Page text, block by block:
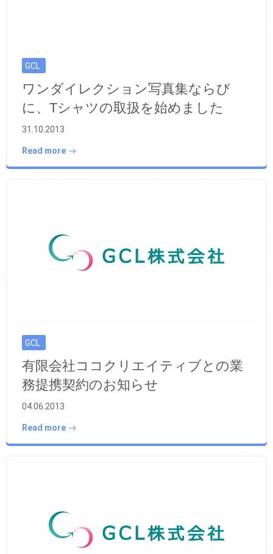
GCL
ワンダイレクション写真集ならび
に、Tシャツの取扱を始めました
31.10.2013
Read more
GCL
有限会社ココクリエイティブとの業
務提携契約のお知らせ
04.06.2013
Read more